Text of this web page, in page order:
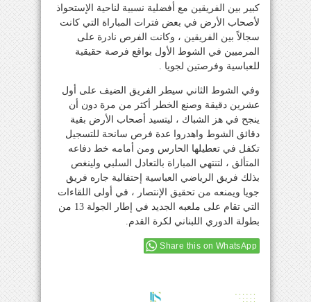
كبير بين الفريقين مع أفضلية نسبية لناحية الإستحواذ
لأصحاب الأرض في بعض فترات المباراة التي كانت
سجالاً بين الفريقين ، وكانت الفرص نادرة على
المرميين في الشوط الأول بواقع فرصة حقيقية
للعباسية وفرصتين لجويا .
وفي الشوط الثاني سيطر الفريق الضيف على أول
عشرين دقيقة وصنع الخطر أكثر من مرة دون أن
ينجح في هز الشباك ، ليتسيد أصحاب الأرض بقية
دقائق الشوط واهدروا عدة فرص سانحة للتسجيل
تكفل في تعطيلها الحارس ومن أمامه خط دفاعه
المتألق ، لتنتهي المباراة بالتعادل السلبي ولينغص
بذلك فريق الرياضي العباسية إحتفالية جاره فريق
جويا ويمنعه من تحقيق الإنتصار ، في أولى اللقاءات
التي تقام على ملعبه الجديد في إطار الجولة 13 من
بطولة الدوري اللبناني لكرة القدم.
Share this on WhatsApp